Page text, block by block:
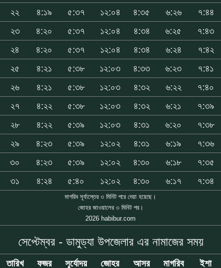
২২
৪:১৯ ৫:৩৭ ১২:০৪ ৪:৩৫ ৬:২৬
৭:৪৪
২৩
৪:২০ ৫:৩৭ ১২:০৪ ৪:৩৪ ৬:২৫
৭:৪৩
২৪
৪:২০ ৫:৩৭ ১২:০৪ ৪:৩৪ ৬:২৪
৭:৪২
২৫
৪:২১ ৫:৩৮ ১২:০৩ ৪:৩৩ ৬:২৩
৭:৪১
২৬
৪:২১ ৫:৩৮ ১২:০৩ ৪:৩২ ৬:২২
৭:৪০
২৭
৪:২২ ৫:৩৮ ১২:০৩ ৪:৩২ ৬:২১
৭:৩৯
২৮
৪:২২ ৫:৩৯ ১২:০৩ ৪:৩১ ৬:২০
৭:৩৮
২৯
৪:২৩ ৫:৩৯ ১২:০২ ৪:৩১ ৬:১৯
৭:৩৬
৩০
৪:২৩ ৫:৩৯ ১২:০২ ৪:৩০ ৬:১৮
৭:৩৫
৩১
৪:২৪ ৫:৪০ ১২:০২ ৪:৩০ ৬:১৭ ৭:৩৪
মাগরিব সূর্যাস্তের ৩ মিনিট পরে দেয়া হয়েছে।
জোহর জাওয়ালের ৩ মিনিট পর।
2026 habibur.com
সেপ্টেম্বর - ডামুড্যা উপজেলার এর নামাজের সময়
তারিখ ফজর সূর্যোদয় জোহর আসর মাগরিব ইশা